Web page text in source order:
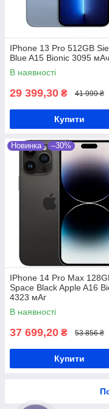
IPhone 13 Pro 512GB
Blue A15 Bionic 3095 мАч
В наявності
29 399,30 ₴ 41 999 ₴
Купити
Новинка –30%
IPhone 14 Pro Max
Space Black Apple A16
4323 мАг
В наявності
37 699,20 ₴ 53 856 ₴
Купити